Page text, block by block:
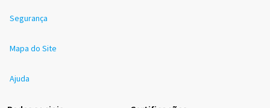
Segurança
Mapa do Site
Ajuda